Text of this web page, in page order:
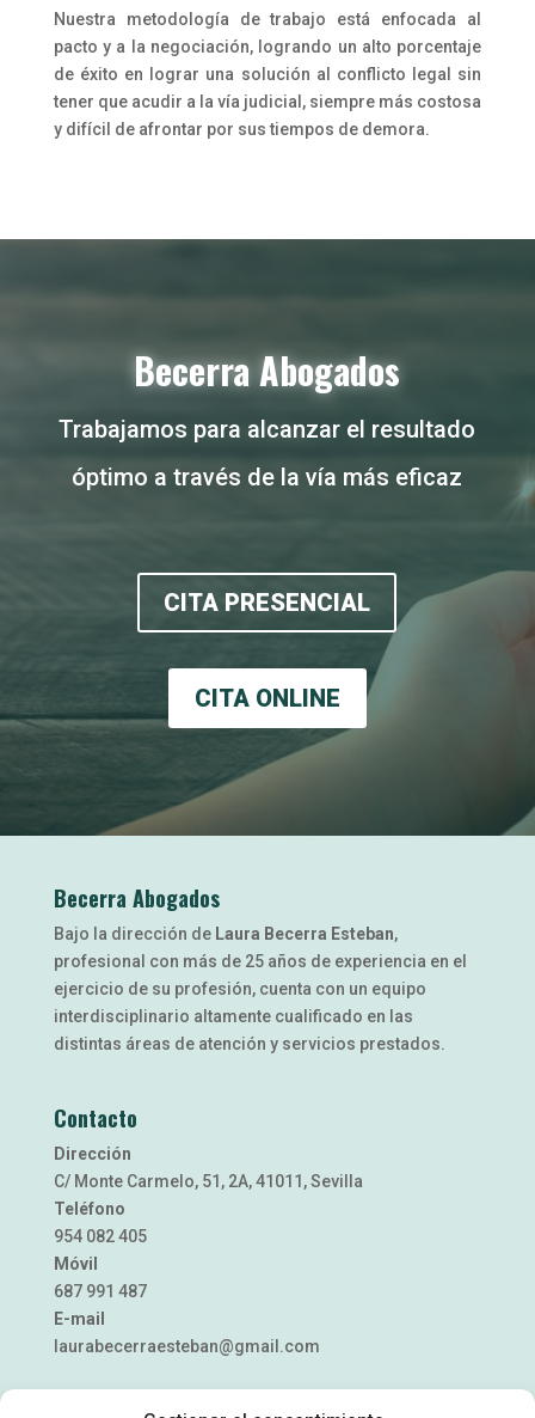
Nuestra metodología de trabajo está enfocada al
pacto y a la negociación, logrando un alto porcentaje
de éxito en lograr una solución al conflicto legal sin
tener que acudir a la vía judicial, siempre más costosa
y difícil de afrontar por sus tiempos de demora.
Becerra Abogados
Trabajamos para alcanzar el resultado
óptimo a través de la vía más eficaz
CITA PRESENCIAL
CITA ONLINE
Becerra Abogados
Bajo la dirección de Laura Becerra Esteban,
profesional con más de 25 años de experiencia en el
ejercicio de su profesión, cuenta con un equipo
interdisciplinario altamente cualificado en las
distintas áreas de atención y servicios prestados.
Contacto
Dirección
C/ Monte Carmelo, 51, 2A, 41011, Sevilla
Teléfono
954 082 405
Móvil
687 991 487
E-mail
laurabecerraesteban@gmail.com